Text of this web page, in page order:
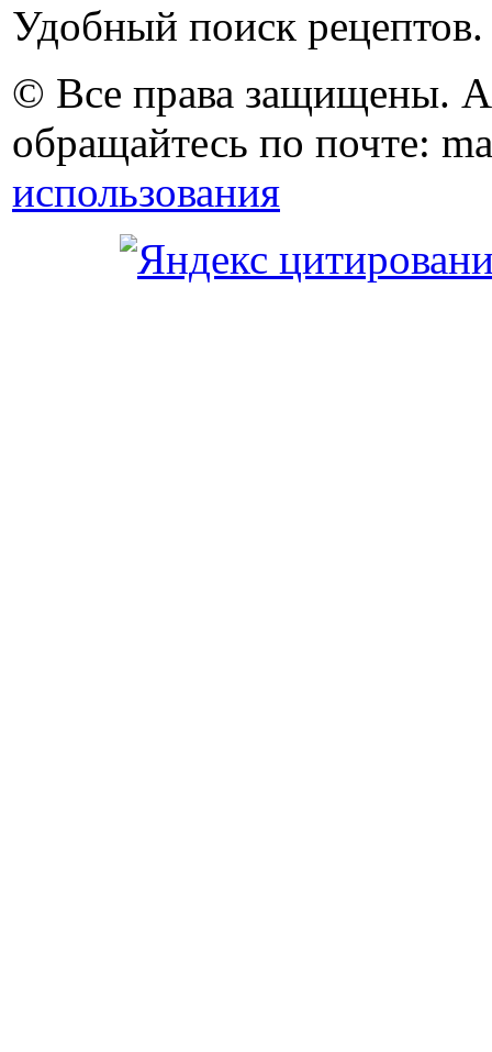
Удобный поиск рецептов.
© Все права защищены.
обращайтесь по почте:
использования